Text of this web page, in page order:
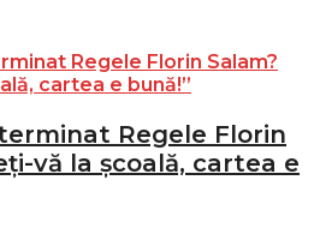
Regele Florin
vă la școală, cartea e